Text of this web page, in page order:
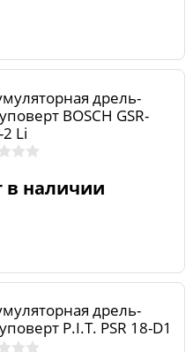
дрель-
BOSCH GSR-
Li
в наличии
дрель-
P.I.T. PSR 18-D1